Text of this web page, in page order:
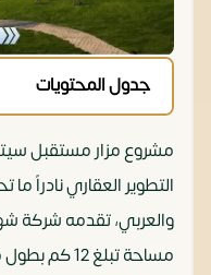
جدول المحتويات
مشروع مزار مستقبل
التطوير العقاري نادراً
والعربي، تقدمه شركة
مساحة تبلغ